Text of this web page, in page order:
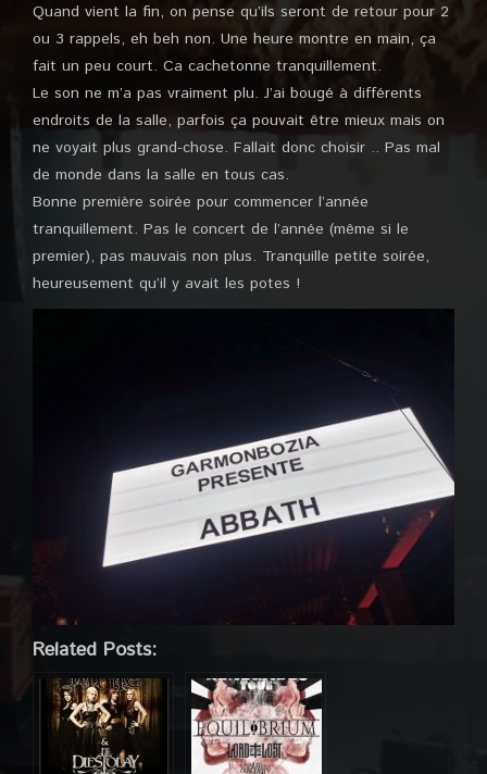
Quand vient la fin, on pense qu’ils seront de retour pour 2
ou 3 rappels, eh beh non. Une heure montre en main, ça
fait un peu court. Ca cachetonne tranquillement.
Le son ne m’a pas vraiment plu. J’ai bougé à différents
endroits de la salle, parfois ça pouvait être mieux mais on
ne voyait plus grand-chose. Fallait donc choisir .. Pas mal
de monde dans la salle en tous cas.
Bonne première soirée pour commencer l’année
tranquillement. Pas le concert de l’année (même si le
premier), pas mauvais non plus. Tranquille petite soirée,
heureusement qu’il y avait les potes !
Related Posts: